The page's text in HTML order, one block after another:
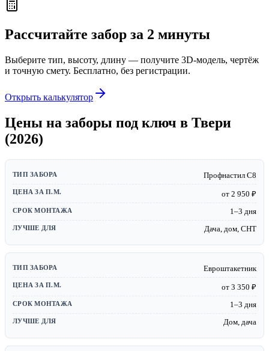
Рассчитайте забор за 2 минуты
Выберите тип, высоту, длину — получите 3D-модель, чертёж
и точную смету. Бесплатно, без регистрации.
Открыть калькулятор
Цены на заборы под ключ в Твери
(2026)
Профнастил С8
от 2 950 ₽
1–3 дня
Дача, дом, СНТ
Евроштакетник
от 3 350 ₽
1–3 дня
Дом, дача